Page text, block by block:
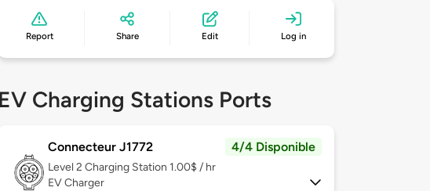
Report Share Edit Log in
EV Charging Stations Ports
Connecteur J1772 4/4 Disponible
Level 2 Charging Station 1.00$ / hr
EV Charger